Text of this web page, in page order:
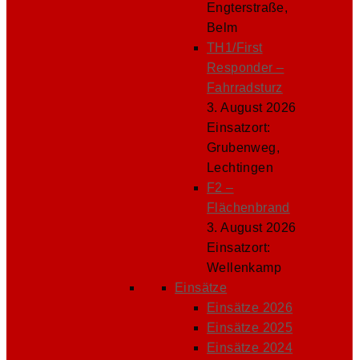
Engterstraße,
Belm
TH1/First
Responder –
Fahrradsturz
3. August 2026
Einsatzort:
Grubenweg,
Lechtingen
F2 –
Flächenbrand
3. August 2026
Einsatzort:
Wellenkamp
Einsätze
Einsätze 2026
Einsätze 2025
Einsätze 2024